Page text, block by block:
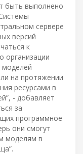
быть выполнено
сервере
версий
к
организации
моделей
на протяжении
ресурсами в
- добавляет
за
программное
они смогут
моделям в